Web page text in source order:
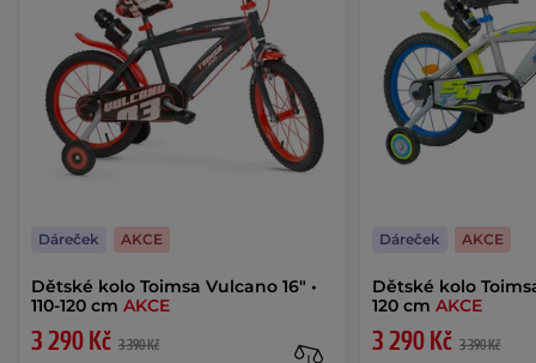
Dětské kolo Toimsa Vulcano 16" •
110-120 cm AKCE
3 290 Kč 3 390 Kč
Dáreček AKCE
Dětské kolo
120 cmAKCE
3 290 Kč 3 390 Kč
Dáreček AKCE